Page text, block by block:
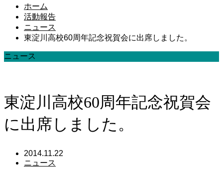
ホーム
活動報告
ニュース
東淀川高校60周年記念祝賀会に出席しました。
ニュース
東淀川高校60周年記念祝賀会
に出席しました。
2014.11.22
ニュース